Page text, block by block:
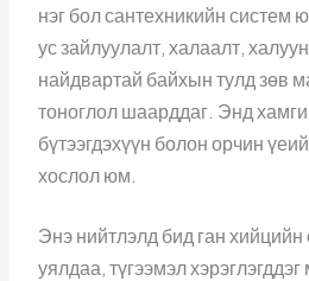
нэг бол сантехникийн систем
ус зайлуулалт, халаалт,
найдвартай байхын тулд зөв
тоноглол шаарддаг. Энд
бүтээгдэхүүн болон орчин
хослол юм.
Энэ нийтлэлд бид ган хийцийн
уялдаа, түгээмэл